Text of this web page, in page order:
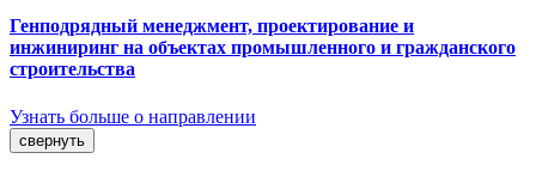
Генподрядный менеджмент, проектирование и
инжиниринг на объектах промышленного и гражданского
строительства
Узнать больше о направлении
свернуть